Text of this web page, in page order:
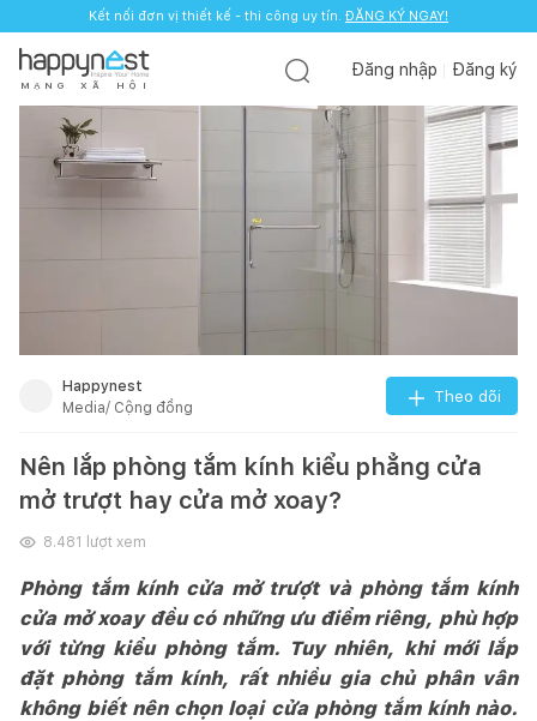
Kết nối đơn vị thiết kế - thi công uy tín. ĐĂNG KÝ NGAY!
M Ạ N G X Ã H Ộ I
Đăng nhập Đăng ký
Happynest
Media/ Cộng đồng
Theo dõi
Nên lắp phòng tắm kính kiểu phẳng cửa
mở trượt hay cửa mở xoay?
8.481 lượt xem
Phòng tắm kính cửa mở trượt và phòng tắm kính
cửa mở xoay đều có những ưu điểm riêng, phù hợp
với từng kiểu phòng tắm. Tuy nhiên, khi mới lắp
đặt phòng tắm kính, rất nhiều gia chủ phân vân
không biết nên chọn loại cửa phòng tắm kính nào.